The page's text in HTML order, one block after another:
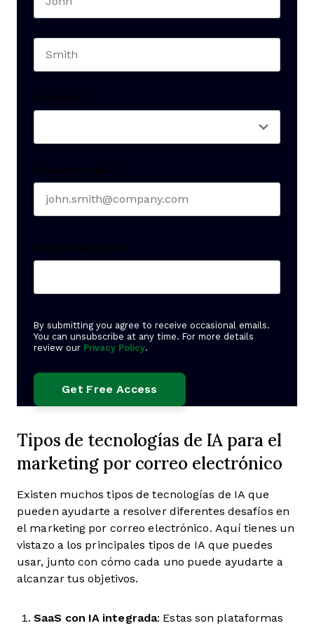
Seniority *
Business email *
Create Password *
By submitting you agree to receive occasional emails.
You can unsubscribe at any time. For more details
review our Privacy Policy.
Tipos de tecnologías de IA para el
marketing por correo electrónico
Existen muchos tipos de tecnologías de IA que
pueden ayudarte a resolver diferentes desafíos en
el marketing por correo electrónico. Aquí tienes un
vistazo a los principales tipos de IA que puedes
usar, junto con cómo cada uno puede ayudarte a
alcanzar tus objetivos.
SaaS con IA integrada: Estas son plataformas